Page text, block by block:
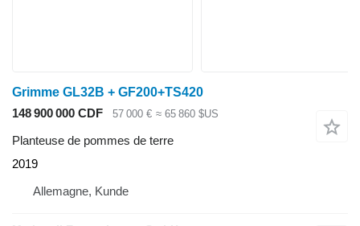
Grimme GL32B + GF200+TS420
148 900 000 CDF
57 000 € ≈ 65 860 $US
Planteuse de pommes de terre
2019
Allemagne, Kunde